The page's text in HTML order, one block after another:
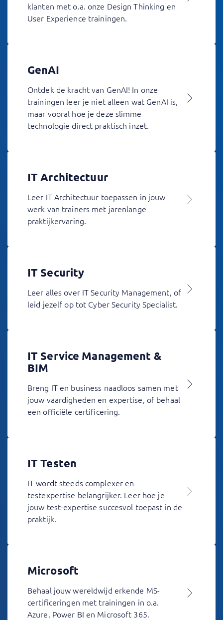
klanten met o.a. onze Design Thinking en
User Experience trainingen.
GenAI
Ontdek de kracht van GenAI! In onze
trainingen leer je niet alleen wat GenAI is,
maar vooral hoe je deze slimme
technologie direct praktisch inzet.
IT Architectuur
Leer IT Architectuur toepassen in jouw
werk van trainers met jarenlange
praktijkervaring.
IT Security
Leer alles over IT Security Management, of
leid jezelf op tot Cyber Security Specialist.
IT Service Management &
BIM
Breng IT en business naadloos samen met
jouw vaardigheden en expertise, of behaal
een officiële certificering.
IT Testen
IT wordt steeds complexer en
testexpertise belangrijker. Leer hoe je
jouw test-expertise succesvol toepast in de
praktijk.
Microsoft
Behaal jouw wereldwijd erkende MS-
certificeringen met trainingen in o.a.
Azure, Power BI en Microsoft 365.